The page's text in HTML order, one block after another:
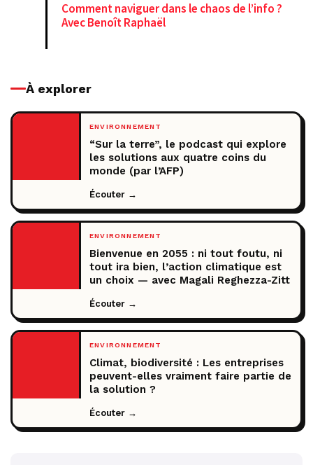
Comment naviguer dans le chaos de l’info ?
Avec Benoît Raphaël
À explorer
ENVIRONNEMENT
“Sur la terre”, le podcast qui explore
les solutions aux quatre coins du
monde (par l’AFP)
Écouter →
ENVIRONNEMENT
Bienvenue en 2055 : ni tout foutu, ni
tout ira bien, l’action climatique est
un choix — avec Magali Reghezza-Zitt
Écouter →
ENVIRONNEMENT
Climat, biodiversité : Les entreprises
peuvent-elles vraiment faire partie de
la solution ?
Écouter →